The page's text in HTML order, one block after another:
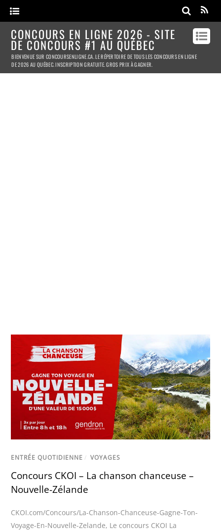
CONCOURS EN LIGNE 2026 - SITE
DE CONCOURS #1 AU QUÉBEC
BIENVENUE SUR CONCOURSENLIGNE.CA. LE RÉPERTOIRE DE TOUS LES CONCOURS EN LIGNE
DE 2026 AU QUÉBEC. INSCRIPTION GRATUITE. GROS PRIX À GAGNER.
ENTRÉE QUOTIDIENNE / VOYAGES
Concours CKOI – La chanson chanceuse –
Nouvelle-Zélande
CKOI.com/Concours/La-Chanson-Chanceuse-Gagne-Ton-
Voyage-En-Nouvelle-Zelande, Le concours CKOI La